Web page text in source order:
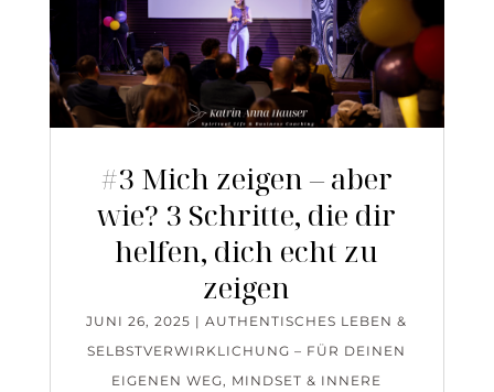
#3 Mich zeigen – aber
wie? 3 Schritte, die dir
helfen, dich echt zu
zeigen
JUNI 26, 2025 |AUTHENTISCHES LEBEN &
SELBSTVERWIRKLICHUNG – FÜR DEINEN
EIGENEN WEG, MINDSET & INNERE